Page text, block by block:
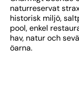
naturreservat
historisk miljö,
pool, enkel
hav, natur och
öarna.